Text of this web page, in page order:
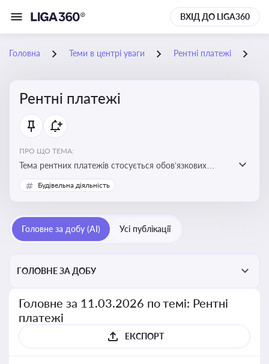
ВХІД ДО LIGA360
Головна Теми в центрі уваги Рентні платежі
Рентні платежі
ПРО ЩО ТЕМА:
Тема рентних платежів стосується обов’язкових
податкових зборів, які сплачуються за користування
природними ресурсами — надрами, водою, лісами
Будівельна діяльність
Головне за добу (AI) Усі публікації
ГОЛОВНЕ ЗА ДОБУ
Головне за 11.03.2026 по темі: Рентні
платежі
ЕКСПОРТ